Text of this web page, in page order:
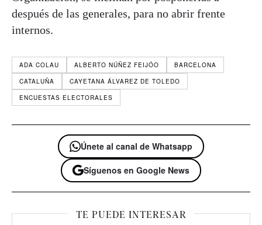
después de las generales, para no abrir frente
internos.
ADA COLAU ALBERTO NÚÑEZ FEIJÓO
BARCELONA
CATALUÑA
CAYETANA ÁLVAREZ DE TOLEDO
ENCUESTAS ELECTORALES
Únete al canal de Whatsapp
Síguenos en Google News
TE PUEDE INTERESAR